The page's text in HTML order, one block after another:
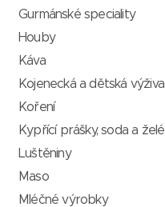
Gurmánské speciality
Houby
Káva
Kojenecká a dětská výživa
Koření
Kypřící prášky, soda a želé
Luštěniny
Maso
Mléčné výrobky